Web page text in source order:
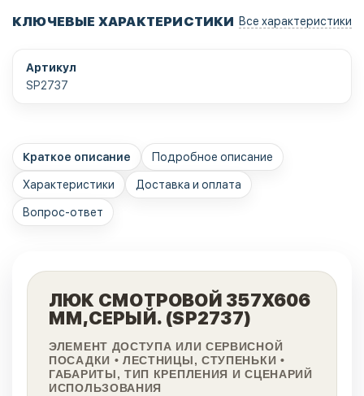
КЛЮЧЕВЫЕ ХАРАКТЕРИСТИКИ Все характеристики
Артикул
SP2737
Краткое описание Подробное описание
Характеристики Доставка и оплата
Вопрос-ответ
ЛЮК СМОТРОВОЙ 357Х606
ММ,СЕРЫЙ. (SP2737)
ЭЛЕМЕНТ ДОСТУПА ИЛИ СЕРВИСНОЙ
ПОСАДКИ • ЛЕСТНИЦЫ, СТУПЕНЬКИ •
ГАБАРИТЫ, ТИП КРЕПЛЕНИЯ И СЦЕНАРИЙ
ИСПОЛЬЗОВАНИЯ